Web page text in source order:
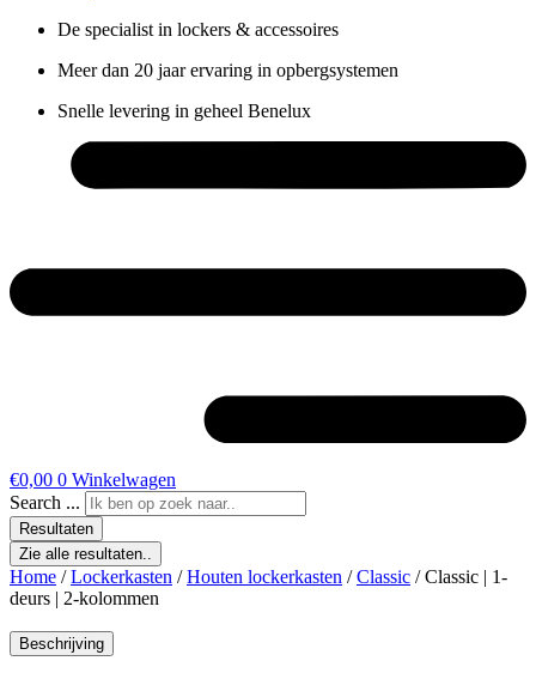
De specialist in lockers & accessoires
Meer dan 20 jaar ervaring in opbergsystemen
Snelle levering in geheel Benelux
€0,00 0 Winkelwagen
Search ...
Resultaten
Zie alle resultaten..
Home /Lockerkasten /Houten lockerkasten /Classic / Classic | 1-
deurs | 2-kolommen
Beschrijving